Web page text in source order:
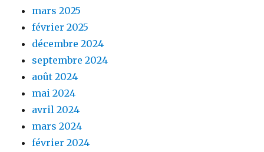
mars 2025
février 2025
décembre 2024
septembre 2024
août 2024
mai 2024
avril 2024
mars 2024
février 2024